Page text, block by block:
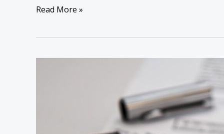
Como
Invista!
Read More »